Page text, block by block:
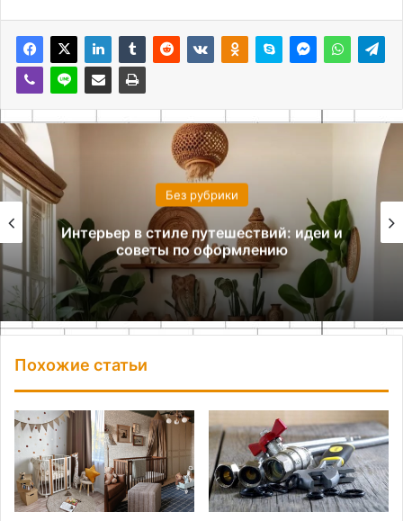
Без рубрики
Интерьер в стиле путешествий: идеи и
советы по оформлению
Похожие статьи